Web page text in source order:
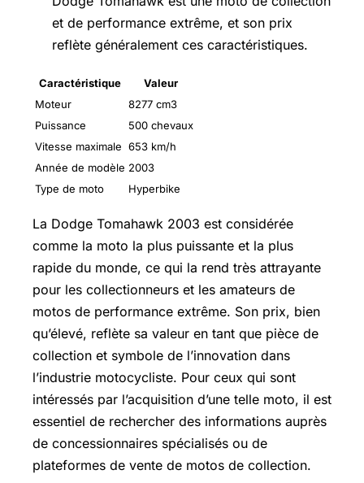
et de performance extrême, et son prix
reflète généralement ces caractéristiques.
Caractéristique
Valeur
Moteur
8277 cm3
Puissance
500 chevaux
Vitesse maximale 653 km/h
Année de modèle 2003
Type de moto
Hyperbike
La Dodge Tomahawk 2003 est considérée
comme la moto la plus puissante et la plus
rapide du monde, ce qui la rend très attrayante
pour les collectionneurs et les amateurs de
motos de performance extrême. Son prix, bien
qu’élevé, reflète sa valeur en tant que pièce de
collection et symbole de l’innovation dans
l’industrie motocycliste. Pour ceux qui sont
intéressés par l’acquisition d’une telle moto, il est
essentiel de rechercher des informations auprès
de concessionnaires spécialisés ou de
plateformes de vente de motos de collection.